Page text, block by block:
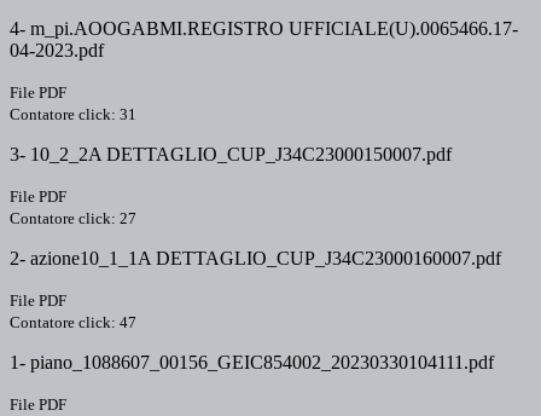
4- m_pi.AOOGABMI.REGISTRO UFFICIALE(U).0065466.17-
04-2023.pdf
File PDF
Contatore click: 31
3- 10_2_2A DETTAGLIO_CUP_J34C23000150007.pdf
File PDF
Contatore click: 27
2- azione10_1_1A DETTAGLIO_CUP_J34C23000160007.pdf
File PDF
Contatore click: 47
1- piano_1088607_00156_GEIC854002_20230330104111.pdf
File PDF